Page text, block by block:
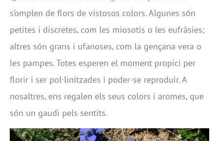
s’omplen de flors de vistosos colors. Algunes són
petites i discretes, com les miosotis o les eufràsies;
altres són grans i ufanoses, com la gençana vera o
les pampes. Totes esperen el moment propici per
florir i ser pol·linitzades i poder-se reproduir. A
nosaltres, ens regalen els seus colors i aromes, que
són un gaudi pels sentits.